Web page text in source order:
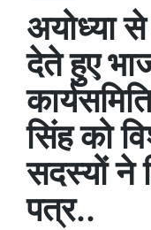
अयोध्या
देते हुए
सिंह को
सदस्यों ने
पत्र..